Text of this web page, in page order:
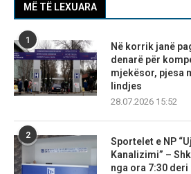
MË TË LEXUARA
1
Në korrik janë
denarë për
mjekësor, pjesa
lindjes
28.07.2026 15:52
2
Sportelet e NP
Kanalizimi” –
nga ora 7:30 deri